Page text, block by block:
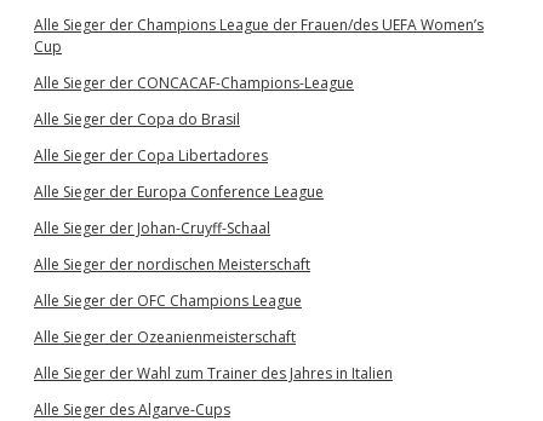
Alle Sieger der Champions League der Frauen/des UEFA Women’s
Cup
Alle Sieger der CONCACAF-Champions-League
Alle Sieger der Copa do Brasil
Alle Sieger der Copa Libertadores
Alle Sieger der Europa Conference League
Alle Sieger der Johan-Cruyff-Schaal
Alle Sieger der nordischen Meisterschaft
Alle Sieger der OFC Champions League
Alle Sieger der Ozeanienmeisterschaft
Alle Sieger der Wahl zum Trainer des Jahres in Italien
Alle Sieger des Algarve-Cups